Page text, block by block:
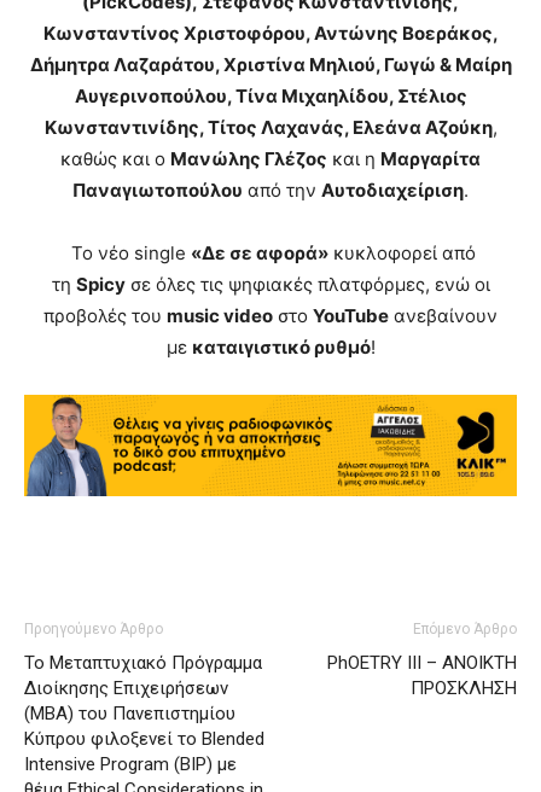
Κωνσταντίνος Χριστοφόρου, Αντώνης Βοεράκος,
Δήμητρα Λαζαράτου, Χριστίνα Μηλιού, Γωγώ & Μαίρη
Αυγερινοπούλου, Τίνα Μιχαηλίδου, Στέλιος
Κωνσταντινίδης, Τίτος Λαχανάς, Ελεάνα Αζούκη,
καθώς και ο Μανώλης Γλέζος και η Μαργαρίτα
Παναγιωτοπούλου από την Αυτοδιαχείριση.
Το νέο single «Δε σε αφορά»κυκλοφορεί από
τη Spicyσε όλες τις ψηφιακές πλατφόρμες, ενώ οι
προβολές του music video στο YouTube ανεβαίνουν
με καταιγιστικό ρυθμό!
Προηγούμενο Άρθρο
Το Μεταπτυχιακό Πρόγραμμα
Διοίκησης Επιχειρήσεων
(MBA) του Πανεπιστημίου
Κύπρου φιλοξενεί το Blended
Intensive Program (BIP) με
Επόμενο Άρθρο
PhOETRY IIΙ – ΑΝΟΙΚΤΗ
ΠΡΟΣΚΛΗΣΗ